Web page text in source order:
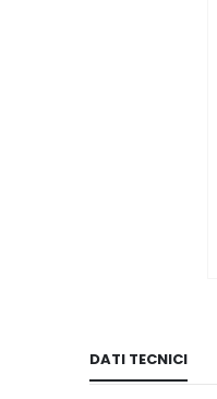
galleria
di
DATI TECNICI